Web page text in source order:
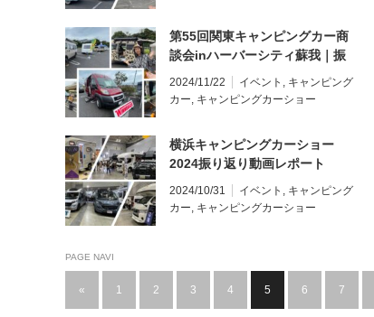
第55回関東キャンピングカー商
談会inハーバーシティ蘇我｜振
り返り動画レポート
2024/11/22 イベント , キャンピング
カー, キャンピングカーショー
横浜キャンピングカーショー
2024振り返り動画レポート
2024/10/31 イベント , キャンピング
カー, キャンピングカーショー
PAGE NAVI
« 1 2 3 4 5 6 7